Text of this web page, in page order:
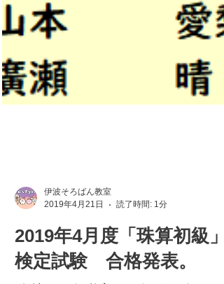
2019年4月21日
読了時間: 1分
2019年4月度「珠算初級」